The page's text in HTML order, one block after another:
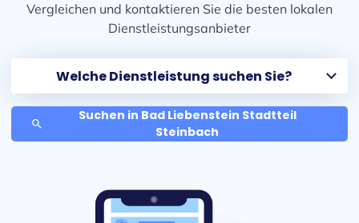
Vergleichen und kontaktieren Sie die besten lokalen
Dienstleistungsanbieter
search
Suchen in Bad Liebenstein Stadtteil
Steinbach